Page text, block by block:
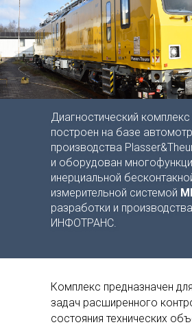
Диагностический
построен на базе
производства
и оборудован
инерциальной
измерительной системой
разработки и производства
ИНФОТРАНС.
Комплекс предназначен
задач расширенного
состояния технических